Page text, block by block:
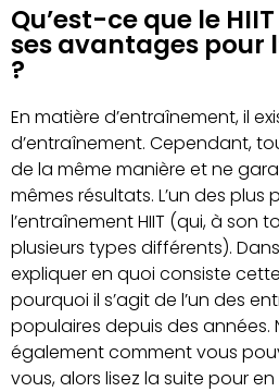
Qu’est-ce que le
ses avantages pour
?
En matière d’entraînement, il
d’entraînement. Cependant,
de la même manière et ne
mêmes résultats. L’un des plus
l’entraînement HIIT (qui, à son
plusieurs types différents).
expliquer en quoi consiste
pourquoi il s’agit de l’un des
populaires depuis des années.
également comment vous
vous, alors lisez la suite pour